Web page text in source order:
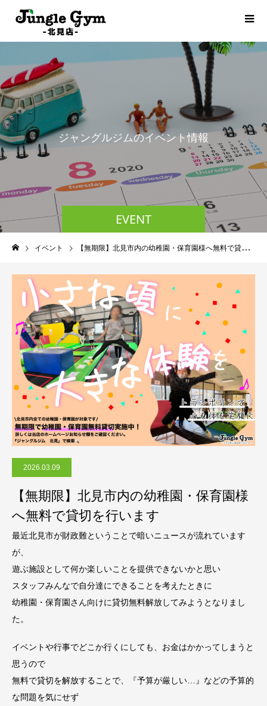
EVENT
ジャ ングルジムのイベン ト情報
イベント 【無期限】北見市内の幼稚園・保育園様へ無料で貸切を行います
2026.03.09
【無期限】北見市内の幼稚園・保育園様
へ無料で貸切を行います
最近北見市が財政難ということで暗いニュースが流れています
が、
遊ぶ施設として何か楽しいことを提供できないかと思い
スタッフみんなで自分達にできることを考えたときに
幼稚園・保育園さん向けに貸切無料解放してみようとなりまし
た。
イベントや行事でどこか行くにしても、お金はかかってしまうと
思うので
無料で貸切を解放することで、『予算が厳しい…』などの予算的
な問題を気にせず